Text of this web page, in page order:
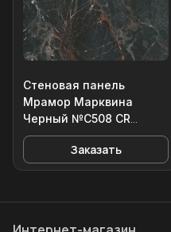
Стеновая панель
Мрамор Марквина
Черный №C508 CR
Кроношпан
3050*600/6мм
Заказать